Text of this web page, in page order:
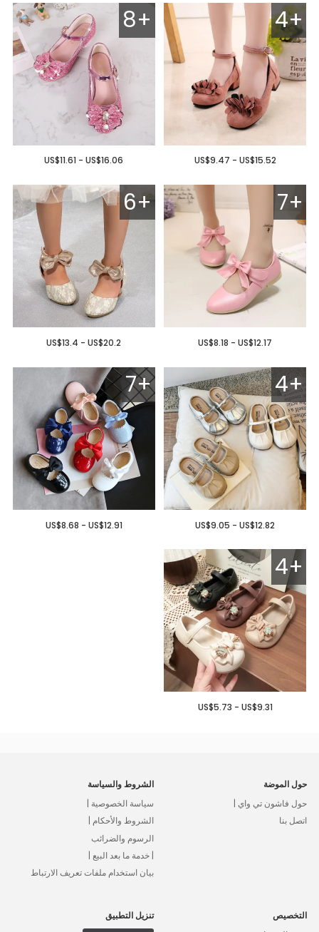
4+
US$9.47 - US$15.52
8+
US$11.61 - US$16.06
7+
US$8.18 - US$12.17
6+
US$13.4 - US$20.2
4+
US$9.05 - US$12.82
7+
US$8.68 - US$12.91
4+
US$5.73 - US$9.31
حول الموضة
حول فاشون تي واي |
اتصل بنا
الشروط والسياسة
سياسة الخصوصية |
الشروط والأحكام |
الرسوم والضرائب
| خدمة ما بعد البيع |
بيان استخدام ملفات تعريف الارتباط
التخصيص تنزيل التطبيق